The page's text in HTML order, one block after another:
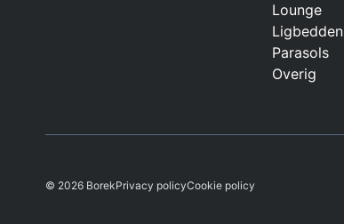
Lounge
Ligbedden
Parasols
Overig
© 2026 BorekPrivacy policyCookie policy